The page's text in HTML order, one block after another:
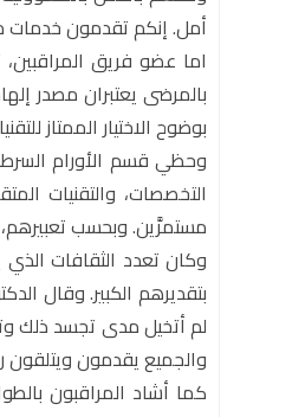
أمل. إنكم تقدمون خدمات
اما عضو فريق
بالمرضى يعتبران مصدر
بوضوح الاختيار الممتاز
وحظي قسم الأورام
مستمرَّين. وبحسب تعبيرهم،
وكان تعدد الثقافات
بتقديرهم الكبير. وقال
لم أتخيل مدى تجسد ذلك
والجميع يقدمون ويتلقون
كما أشاد المراقبون